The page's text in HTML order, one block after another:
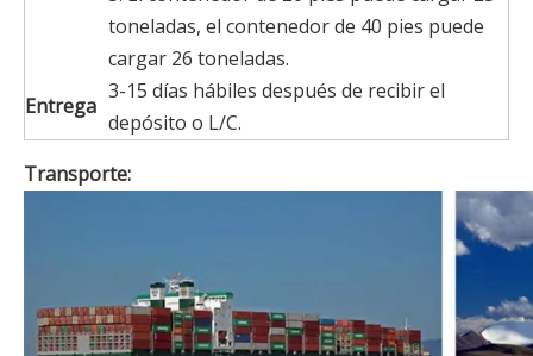
toneladas, el contenedor de 40 pies puede
cargar 26 toneladas.
Entrega
3-15 días hábiles después de recibir el
depósito o L/C.
Transporte: